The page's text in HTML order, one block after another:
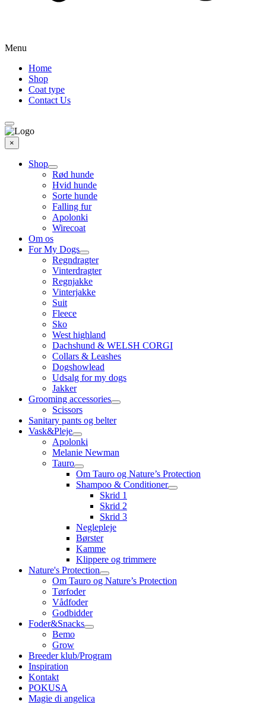
Menu
Home
Shop
Coat type
Contact Us
×
Shop
Rød hunde
Hvid hunde
Sorte hunde
Falling fur
Apolonki
Wirecoat
Om os
For My Dogs
Regndragter
Vinterdragter
Regnjakke
Vinterjakke
Suit
Fleece
Sko
West highland
Dachshund & WELSH CORGI
Collars & Leashes
Dogshowlead
Udsalg for my dogs
Jakker
Grooming accessories
Scissors
Sanitary pants og belter
Vask&Pleje
Apolonki
Melanie Newman
Tauro
Om Tauro og Nature’s Protection
Shampoo & Conditioner
Skrid 1
Skrid 2
Skrid 3
Neglepleje
Børster
Kamme
Klippere og trimmere
Nature's Protection
Om Tauro og Nature’s Protection
Tørfoder
Vådfoder
Godbidder
Foder&Snacks
Bemo
Grow
Breeder klub/Program
Inspiration
Kontakt
POKUSA
Magie di angelica